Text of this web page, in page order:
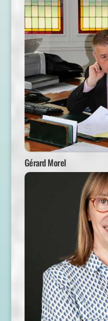
Gérard Morel